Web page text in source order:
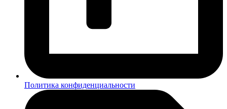
Политика конфиденциальности